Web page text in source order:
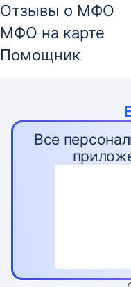
Отзывы о МФО
МФО на карте
Помощник
Все